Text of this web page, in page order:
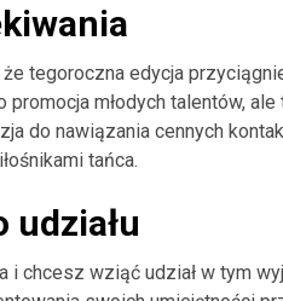
tegoroczna edycja
młodych talentów,
do nawiązania cennych
tańca.
udziału
i chcesz wziąć udział w tym